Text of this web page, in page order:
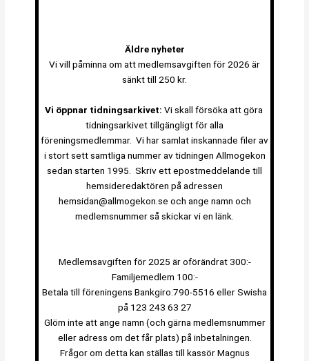
Äldre nyheter
Vi vill påminna om att medlemsavgiften för 2026 är
sänkt till 250 kr.
Vi öppnar tidningsarkivet: Vi skall försöka att göra
tidningsarkivet tillgängligt för alla
föreningsmedlemmar. Vi har samlat inskannade filer av
i stort sett samtliga nummer av tidningen Allmogekon
sedan starten 1995. Skriv ett epostmeddelande till
hemsideredaktören på adressen
hemsidan@allmogekon.se och ange namn och
medlemsnummer så skickar vi en länk.
Medlemsavgiften för 2025 är oförändrat 300:-
Familjemedlem 100:-
Betala till föreningens Bankgiro:790-5516 eller Swisha
på 123 243 63 27
Glöm inte att ange namn (och gärna medlemsnummer
eller adress om det får plats) på inbetalningen.
Frågor om detta kan ställas till kassör Magnus